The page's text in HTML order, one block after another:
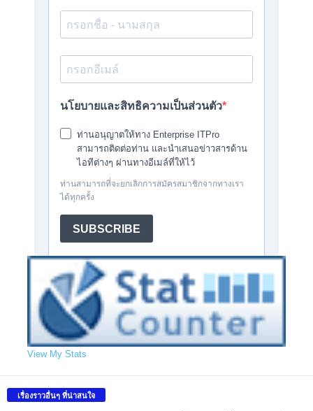
View My Stats
เรื่องราวอื่นๆ ที่น่าสนใจ